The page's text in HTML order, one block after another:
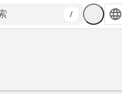
/